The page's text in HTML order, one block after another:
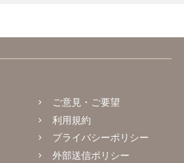
ご意見・ご要望
利用規約
プライバシーポリシー
外部送信ポリシー